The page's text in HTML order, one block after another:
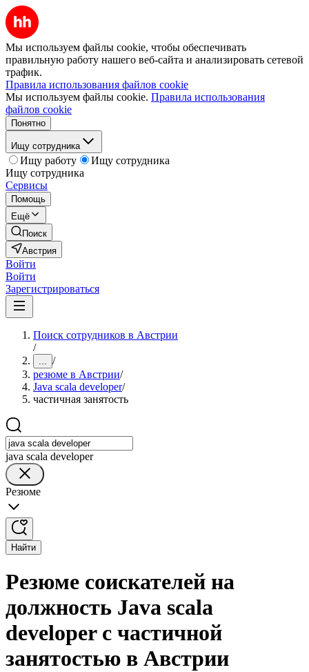
Мы используем файлы cookie, чтобы обеспечивать
правильную работу нашего веб-сайта и анализировать сетевой
трафик.
Правила использования файлов cookie
Мы используем файлы cookie. Правила использования
файлов cookie
Понятно
Ищу сотрудника
Ищу работу
Ищу сотрудника
Ищу сотрудника
Сервисы
Помощь
Ещё
Поиск
Австрия
Войти
Войти
Зарегистрироваться
Поиск сотрудников в Австрии
/
... /
резюме в Австрии/
Java scala developer/
частичная занятость
java scala developer
Резюме
Найти
Резюме соискателей на
должность Java scala
developer с частичной
занятостью в Австрии